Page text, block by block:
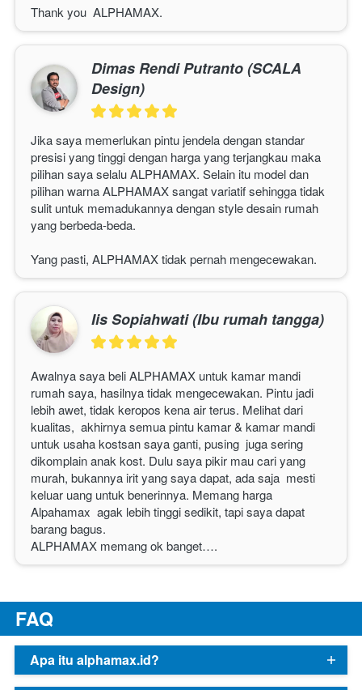
Thank you ALPHAMAX.
Dimas Rendi Putranto (SCALA
Design)
Jika saya memerlukan pintu jendela dengan standar
presisi yang tinggi dengan harga yang terjangkau maka
pilihan saya selalu ALPHAMAX. Selain itu model dan
pilihan warna ALPHAMAX sangat variatif sehingga tidak
sulit untuk memadukannya dengan style desain rumah
yang berbeda-beda.
Yang pasti, ALPHAMAX tidak pernah mengecewakan.
Iis Sopiahwati (Ibu rumah tangga)
Awalnya saya beli ALPHAMAX untuk kamar mandi
rumah saya, hasilnya tidak mengecewakan. Pintu jadi
lebih awet, tidak keropos kena air terus. Melihat dari
kualitas,  akhirnya semua pintu kamar & kamar mandi
untuk usaha kostsan saya ganti, pusing  juga sering
dikomplain anak kost. Dulu saya pikir mau cari yang
murah, bukannya irit yang saya dapat, ada saja  mesti
keluar uang untuk benerinnya. Memang harga
Alpahamax  agak lebih tinggi sedikit, tapi saya dapat
barang bagus.
ALPHAMAX memang ok banget….
FAQ
Apa itu alphamax.id?